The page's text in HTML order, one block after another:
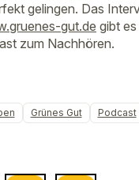
gelingen. Das
gut.de gibt
zum Nachhören.
Grünes Gut Podcast